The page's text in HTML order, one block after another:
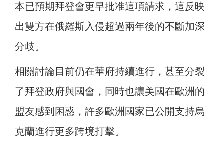
本已預期拜登會更早批准這項請求，這反映
出雙方在俄羅斯入侵超過兩年後的不斷加深
分歧。
相關討論目前仍在華府持續進行，甚至分裂
了拜登政府與國會，同時也讓美國在歐洲的
盟友感到困惑，許多歐洲國家已公開支持烏
克蘭進行更多跨境打擊。